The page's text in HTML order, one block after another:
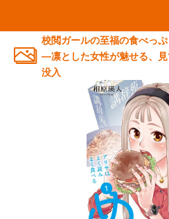
校閲ガールの至福の食べっ
―凛とした女性が魅せる、
没入